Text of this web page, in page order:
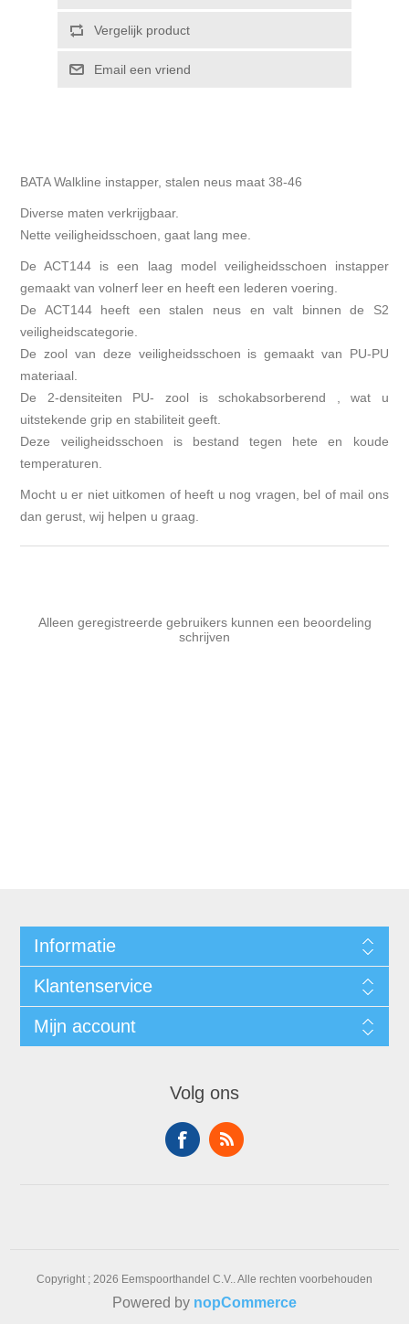
Vergelijk product
Email een vriend
BATA Walkline instapper, stalen neus maat 38-46
Diverse maten verkrijgbaar.
Nette veiligheidsschoen, gaat lang mee.
De ACT144 is een laag model veiligheidsschoen instapper
gemaakt van volnerf leer en heeft een lederen voering.
De ACT144 heeft een stalen neus en valt binnen de S2
veiligheidscategorie.
De zool van deze veiligheidsschoen is gemaakt van PU-PU
materiaal.
De 2-densiteiten PU- zool is schokabsorberend , wat u
uitstekende grip en stabiliteit geeft.
Deze veiligheidsschoen is bestand tegen hete en koude
temperaturen.
Mocht u er niet uitkomen of heeft u nog vragen, bel of mail ons
dan gerust, wij helpen u graag.
Alleen geregistreerde gebruikers kunnen een beoordeling
schrijven
Informatie
Klantenservice
Mijn account
Volg ons
Copyright ; 2026 Eemspoorthandel C.V.. Alle rechten voorbehouden
Powered by nopCommerce